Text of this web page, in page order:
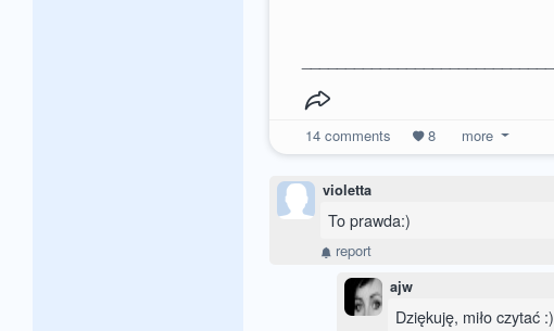
14comments 8 more
violetta
To prawda:)
report
ajw
Dziękuję, miło czytać :)